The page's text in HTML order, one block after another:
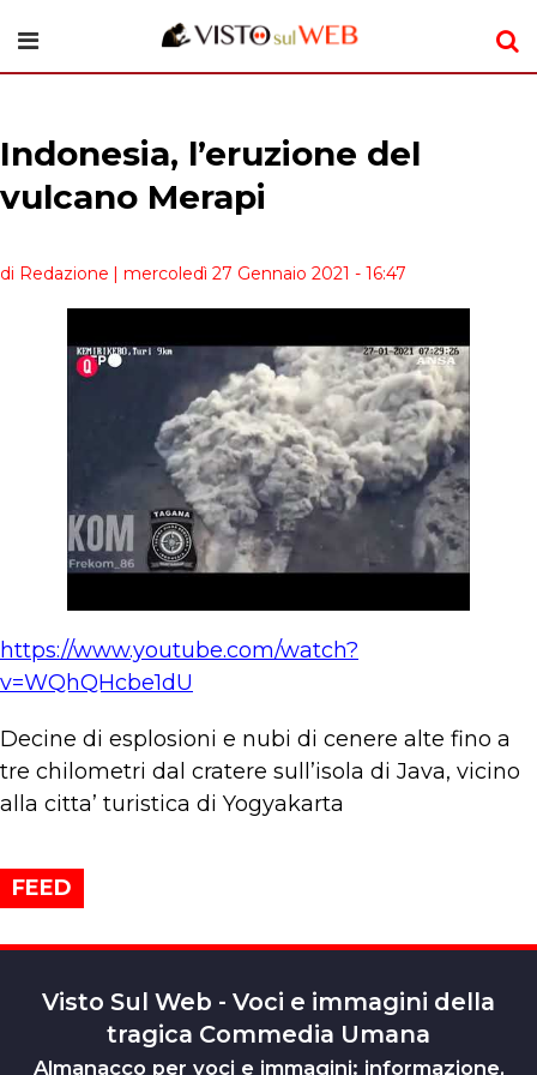
Indonesia, l’eruzione del
vulcano Merapi
di Redazione | mercoledì 27 Gennaio 2021 - 16:47
https://www.youtube.com/watch?
v=WQhQHcbe1dU
Decine di esplosioni e nubi di cenere alte fino a
tre chilometri dal cratere sull’isola di Java, vicino
alla citta’ turistica di Yogyakarta
FEED
Visto Sul Web - Voci e immagini della
tragica Commedia Umana
Almanacco per voci e immagini: informazione,